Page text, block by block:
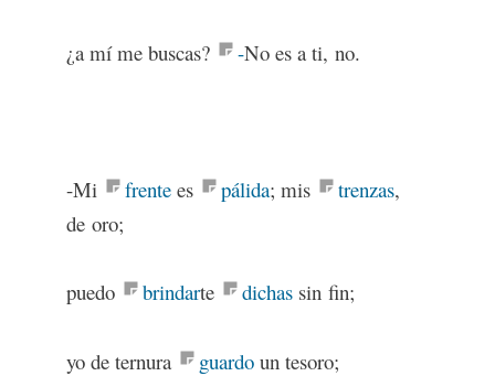
¿a mí me buscas? -No es a ti, no.
-Mi frente es pálida; mis trenzas,
de oro;
puedo brindarte dichas sin fin;
yo de ternura guardo un tesoro;